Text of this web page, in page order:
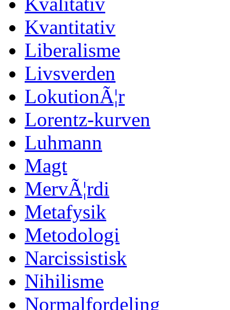
Kvantitativ
Liberalisme
Livsverden
LokutionÃ¦r
Lorentz-kurven
Luhmann
Magt
MervÃ¦rdi
Metafysik
Metodologi
Narcissistisk
Nihilisme
Normalfordeling